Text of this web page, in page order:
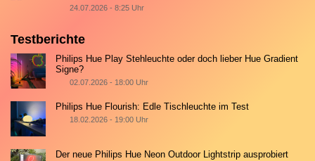
24.07.2026 - 8:25 Uhr
Testberichte
Philips Hue Play Stehleuchte oder doch lieber Hue Gradient
Signe?
02.07.2026 - 18:00 Uhr
Philips Hue Flourish: Edle Tischleuchte im Test
18.02.2026 - 19:00 Uhr
Der neue Philips Hue Neon Outdoor Lightstrip ausprobiert